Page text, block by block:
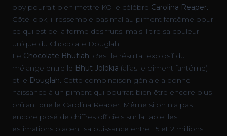
boy pourrait bien mettre KO le célèbre Carolina Reaper.
Côté look, il ressemble pas mal au piment fantôme pour
ce qui est de la forme des fruits, mais il tire sa couleur
unique du Chocolate Douglah.
Le Chocolate Bhutlah, c'est le résultat explosif du
mélange entre le Bhut Jolokia (alias le piment fantôme)
et le Douglah. Cette combinaison géniale a donné
naissance à un piment qui pourrait bien être encore plus
brûlant que le Carolina Reaper. Même si on n'a pas
encore posé de chiffres officiels sur la table, les
estimations placent sa puissance entre 1,5 et 2 millions